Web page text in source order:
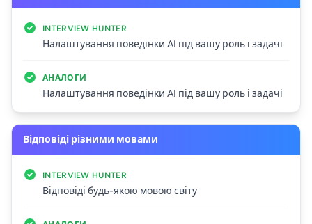
INTERVIEW HUNTER
Налаштування поведінки AI під вашу роль і задачі
АНАЛОГИ
Налаштування поведінки AI під вашу роль і задачі
Відповіді різними мовами
INTERVIEW HUNTER
Відповіді будь-якою мовою світу